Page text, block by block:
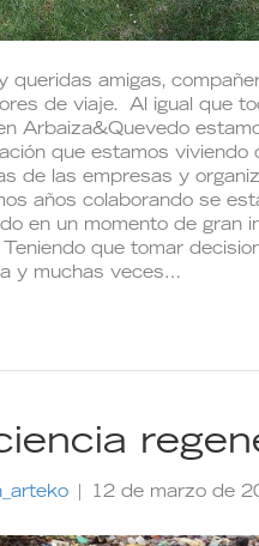
queridas amigas,
de viaje. Al igual que
Arbaiza&Quevedo
que estamos viviendo
de las empresas y
años colaborando se
en un momento de gran
que tomar
y muchas veces…
12 de marzo de